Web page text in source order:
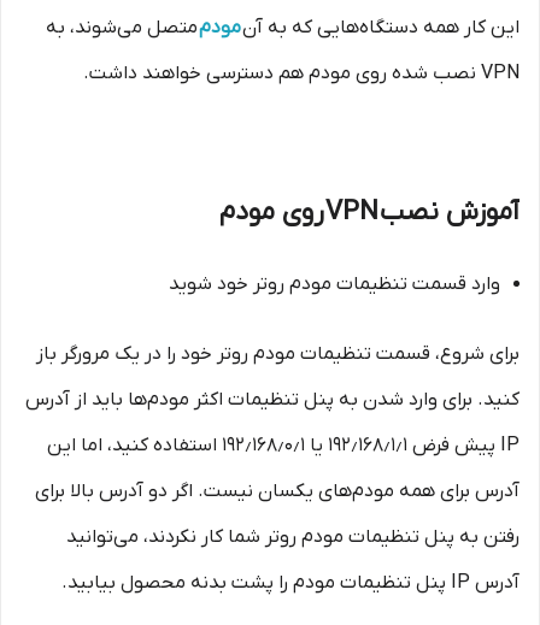
این کار همه دستگاه‌هایی که به آنمودممتصل می‌شوند، به
VPN نصب شده روی مودم هم دسترسی خواهند داشت.
آموزش نصب VPN روی مودم
وارد قسمت تنظیمات مودم روتر خود شوید
برای شروع، قسمت تنظیمات مودم روتر خود را در یک مرورگر باز
کنید. برای وارد شدن به پنل تنظیمات اکثر مودم‌ها باید از آدرس
IP پیش فرض ۱۹۲٫۱۶۸٫۱٫۱ یا ۱۹۲٫۱۶۸٫۰٫۱ استفاده کنید، اما این
آدرس برای همه مودم‌های یکسان نیست. اگر دو آدرس بالا برای
رفتن به پنل تنظیمات مودم روتر شما کار نکردند، می‌توانید
آدرس IP پنل تنظیمات مودم را پشت بدنه محصول بیابید.